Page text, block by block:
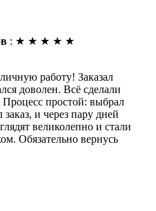
: ★ ★ ★ ★ ★
работу! Заказал
доволен. Всё сделали
Процесс простой: выбрал
и через пару дней
великолепно и стали
Обязательно вернусь